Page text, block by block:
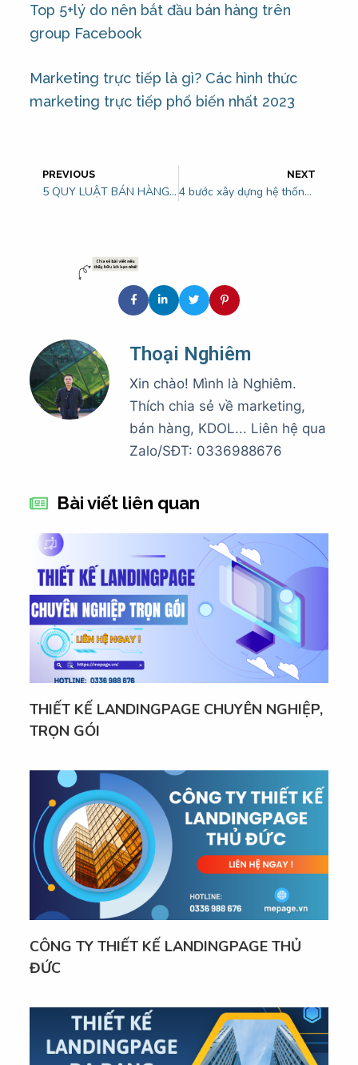
Top 5+lý do nên bắt đầu bán hàng trên
group Facebook
Marketing trực tiếp là gì? Các hình thức
marketing trực tiếp phổ biến nhất 2023
PREVIOUS
5 QUY LUẬT BÁN HÀNG KHÔNG THEO SỐ ĐÔNG
NEXT
4 bước xây dựng hệ thống cộng tác viên bán hàng hiệu quả năm 2023
Thoại Nghiêm
Xin chào! Mình là Nghiêm.
Thích chia sẻ về marketing,
bán hàng, KDOL... Liên hệ qua
Zalo/SĐT: 0336988676
Bài viết liên quan
THIẾT KẾ LANDINGPAGE CHUYÊN NGHIỆP,
TRỌN GÓI
CÔNG TY THIẾT KẾ LANDINGPAGE THỦ
ĐỨC